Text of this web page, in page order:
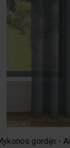
gordijn -